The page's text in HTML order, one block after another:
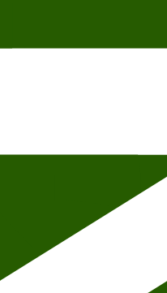
or other details, please